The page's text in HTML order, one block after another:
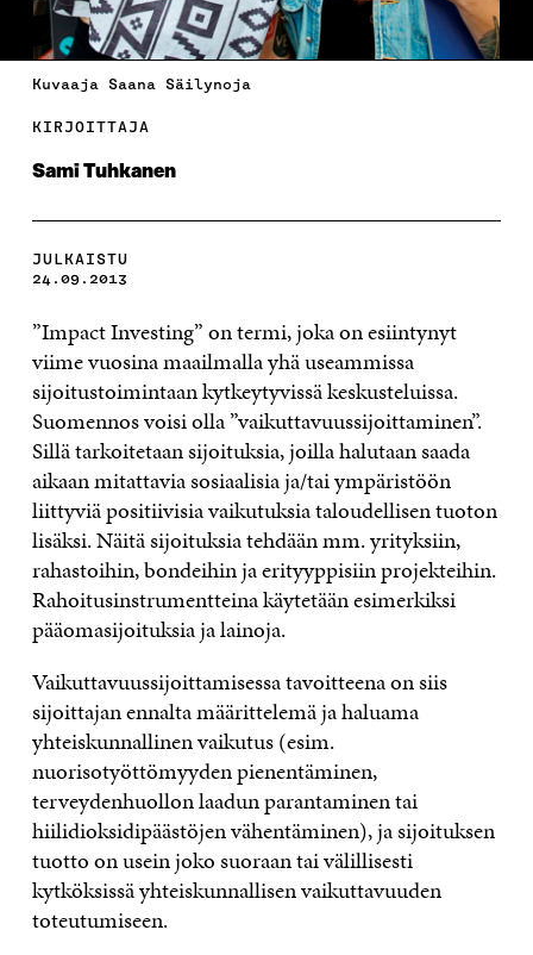
Kuvaaja Saana Säilynoja
KIRJOITTAJA
Sami Tuhkanen
JULKAISTU
24.09.2013
”Impact Investing” on termi, joka on esiintynyt
viime vuosina maailmalla yhä useammissa
sijoitustoimintaan kytkeytyvissä keskusteluissa.
Suomennos voisi olla ”vaikuttavuussijoittaminen”.
Sillä tarkoitetaan sijoituksia, joilla halutaan saada
aikaan mitattavia sosiaalisia ja/tai ympäristöön
liittyviä positiivisia vaikutuksia taloudellisen tuoton
lisäksi. Näitä sijoituksia tehdään mm. yrityksiin,
rahastoihin, bondeihin ja erityyppisiin projekteihin.
Rahoitusinstrumentteina käytetään esimerkiksi
pääomasijoituksia ja lainoja.
Vaikuttavuussijoittamisessa tavoitteena on siis
sijoittajan ennalta määrittelemä ja haluama
yhteiskunnallinen vaikutus (esim.
nuorisotyöttömyyden pienentäminen,
terveydenhuollon laadun parantaminen tai
hiilidioksidipäästöjen vähentäminen), ja sijoituksen
tuotto on usein joko suoraan tai välillisesti
kytköksissä yhteiskunnallisen vaikuttavuuden
toteutumiseen.